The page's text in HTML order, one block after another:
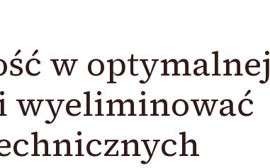
w optymalnej
wyeliminować